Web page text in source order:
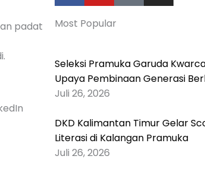
padat
c
e
o
o
k
-
f
u
t
b
e
k
k
s
g
r
a
Most Popular
Seleksi Pramuka Garuda
Upaya Pembinaan Generasi
Juli 26, 2026
DKD Kalimantan Timur Gelar
Literasi di Kalangan Pramuka
Juli 26, 2026